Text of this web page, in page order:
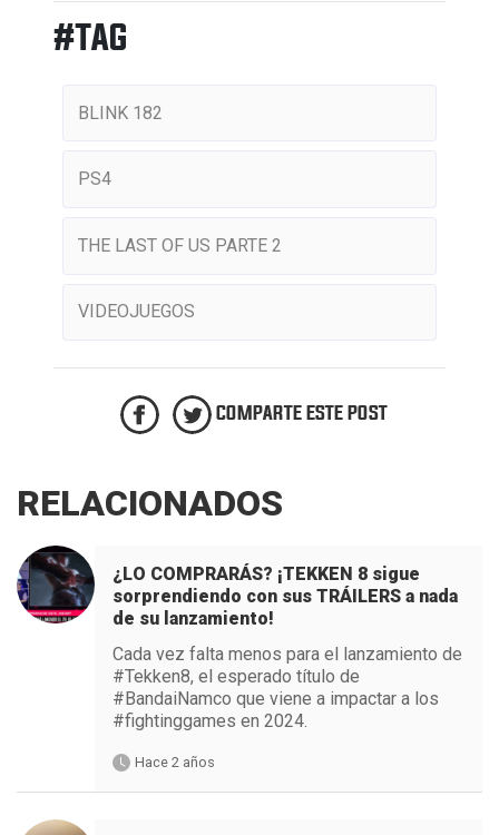
#TAG
BLINK 182
PS4
THE LAST OF US PARTE 2
VIDEOJUEGOS
COMPARTE ESTE POST
RELACIONADOS
¿LO COMPRARÁS? ¡TEKKEN 8 sigue
sorprendiendo con sus TRÁILERS a nada
de su lanzamiento!
Cada vez falta menos para el lanzamiento de
#Tekken8, el esperado título de
#BandaiNamco que viene a impactar a los
#fightinggames en 2024.
Hace 2 años